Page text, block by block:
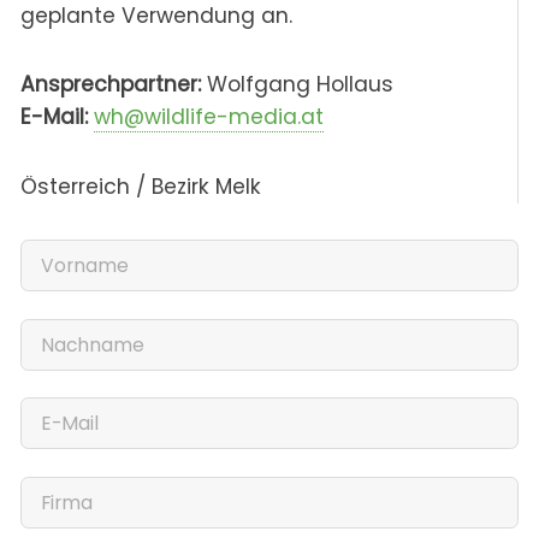
geplante Verwendung an.
Ansprechpartner:Wolfgang Hollaus
E-Mail: wh@wildlife-media.at
Österreich / Bezirk Melk